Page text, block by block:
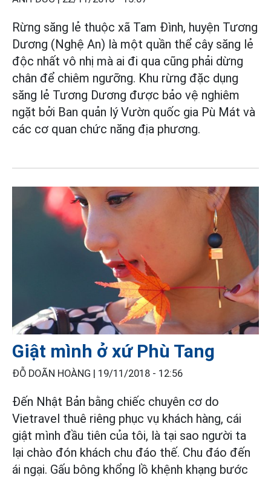
Rừng săng lẻ thuộc xã Tam Đình, huyện Tương
Dương (Nghệ An) là một quần thể cây săng lẻ
độc nhất vô nhị mà ai đi qua cũng phải dừng
chân để chiêm ngưỡng. Khu rừng đặc dụng
săng lẻ Tương Dương được bảo vệ nghiêm
ngặt bởi Ban quản lý Vườn quốc gia Pù Mát và
các cơ quan chức năng địa phương.
Giật mình ở xứ Phù Tang
ĐỖ DOÃN HOÀNG | 19/11/2018 - 12:56
Đến Nhật Bản bằng chiếc chuyên cơ do
Vietravel thuê riêng phục vụ khách hàng, cái
giật mình đầu tiên của tôi, là tại sao người ta
lại chào đón khách chu đáo thế. Chu đáo đến
ái ngại. Gấu bông khổng lồ khệnh khạng bước